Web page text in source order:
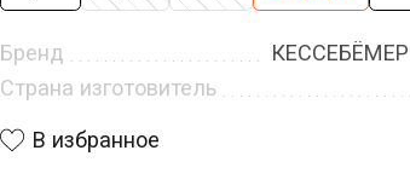
Бренд
КЕССЕБЁМЕР
Страна изготовитель
В избранное